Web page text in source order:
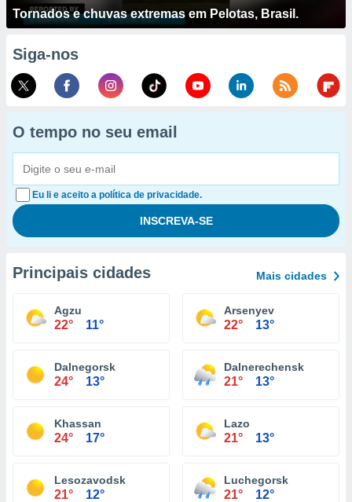
Tornados e chuvas extremas em Pelotas, Brasil.
Siga-nos
O tempo no seu email
Eu li e aceito a política de privacidade.
Principais cidades Mais cidades
Agzu
22° 11°
Arsenyev
22° 13°
Dalnegorsk
24° 13°
Dalnerechensk
21° 13°
Khassan
24° 17°
Lazo
21° 13°
Lesozavodsk
21° 12°
Luchegorsk
21° 12°